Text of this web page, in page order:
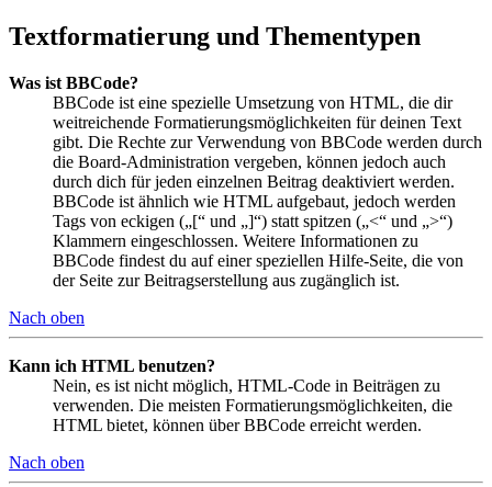
Textformatierung und Thementypen
Was ist BBCode?
BBCode ist eine spezielle Umsetzung von HTML, die dir
weitreichende Formatierungsmöglichkeiten für deinen Text
gibt. Die Rechte zur Verwendung von BBCode werden durch
die Board-Administration vergeben, können jedoch auch
durch dich für jeden einzelnen Beitrag deaktiviert werden.
BBCode ist ähnlich wie HTML aufgebaut, jedoch werden
Tags von eckigen („[“ und „]“) statt spitzen („<“ und „>“)
Klammern eingeschlossen. Weitere Informationen zu
BBCode findest du auf einer speziellen Hilfe-Seite, die von
der Seite zur Beitragserstellung aus zugänglich ist.
Nach oben
Kann ich HTML benutzen?
Nein, es ist nicht möglich, HTML-Code in Beiträgen zu
verwenden. Die meisten Formatierungsmöglichkeiten, die
HTML bietet, können über BBCode erreicht werden.
Nach oben